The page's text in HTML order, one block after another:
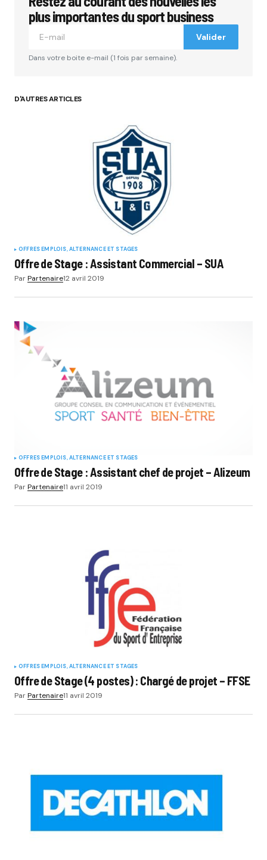
plus importantes du sport business
Valider
Dans votre boite e-mail (1 fois par semaine).
D'AUTRES ARTICLES
OFFRES EMPLOIS, ALTERNANCE ET STAGES
Offre de Stage : Assistant Commercial – SUA
ParPartenaire12 avril 2019
OFFRES EMPLOIS, ALTERNANCE ET STAGES
Offre de Stage : Assistant chef de projet – Alizeum
ParPartenaire11 avril 2019
OFFRES EMPLOIS, ALTERNANCE ET STAGES
Offre de Stage (4 postes) : Chargé de projet – FFSE
ParPartenaire11 avril 2019